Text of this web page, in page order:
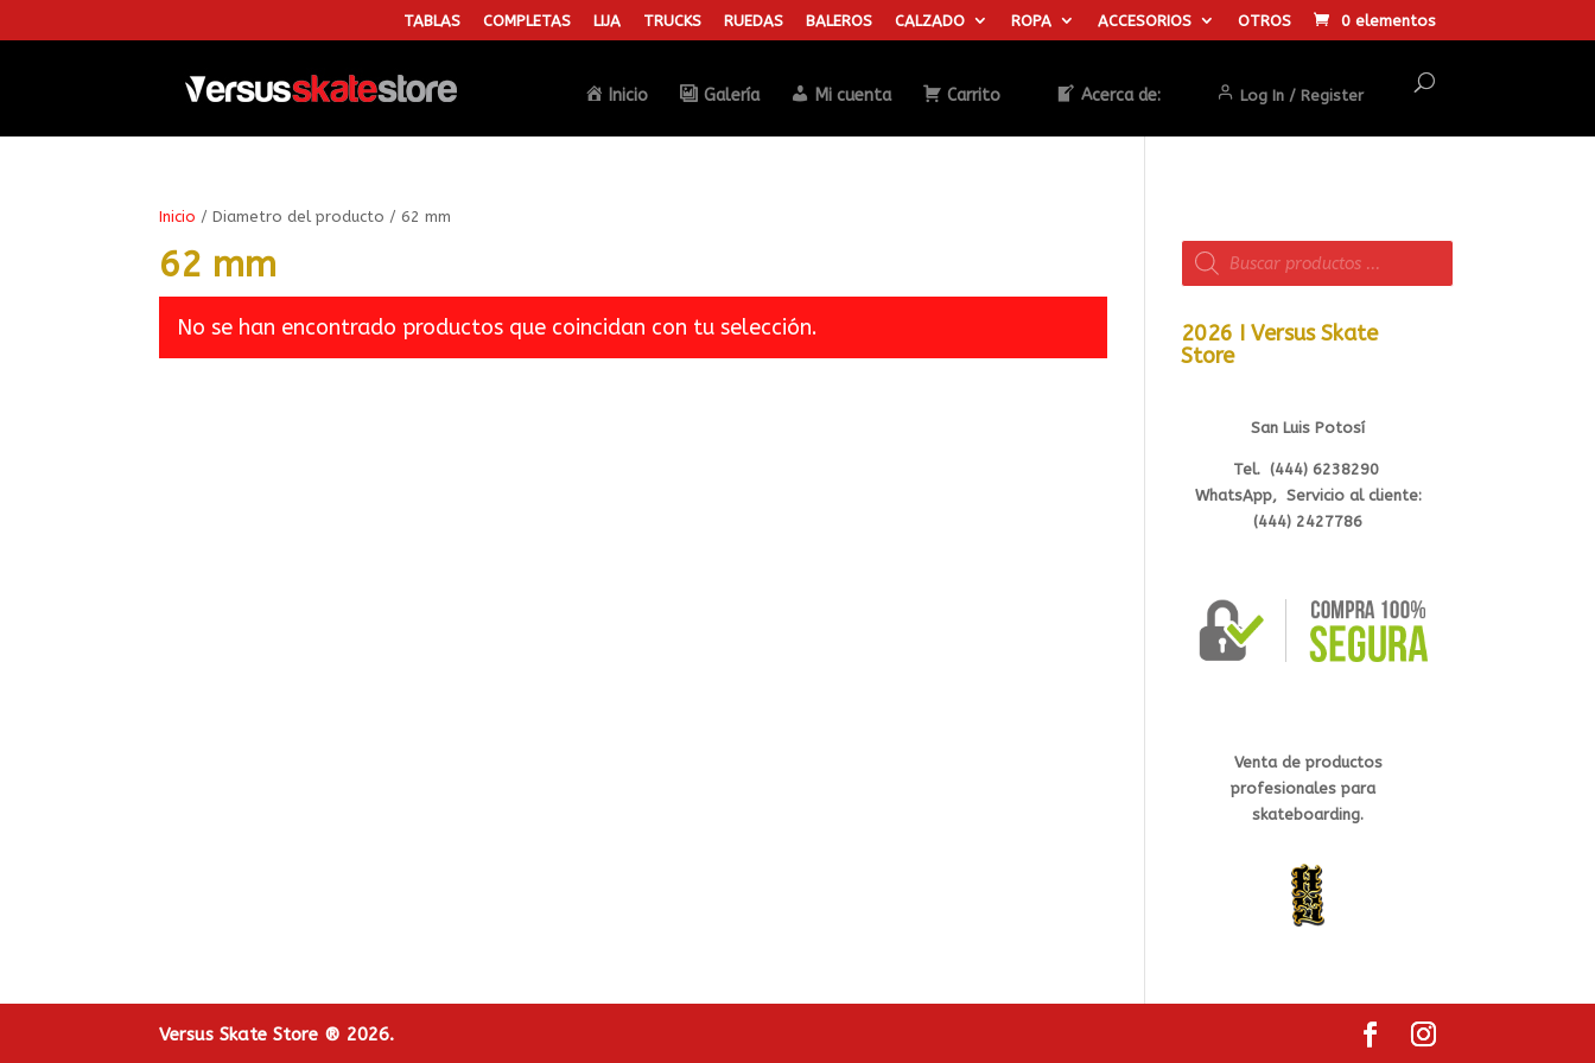
TABLAS COMPLETAS LIJA TRUCKS RUEDAS BALEROS CALZADO ROPA ACCESORIOS OTROS 0 elementos
Inicio Galería Mi cuenta Carrito Acerca de: Log In / Register
Búsqueda
Inicio / Diametro del producto / 62 mm
62 mm
No se han encontrado productos que coincidan con tu selección.
Búsqueda
de
productos
2026 I Versus Skate
Store
San Luis Potosí
Tel. (444) 6238290
WhatsApp, Servicio al cliente:
(444) 2427786
Venta de productos
profesionalespara
skateboarding.
Versus Skate Store ® 2026.